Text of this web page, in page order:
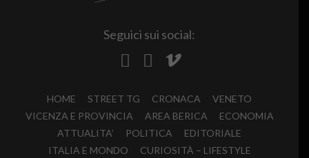
Seguici sui social:
HOME STREET TG CRONACA
VENETO
VICENZA E PROVINCIA
AREA BERICA
ECONOMIA
ATTUALITA’
POLITICA
EDITORIALE
ITALIA E MONDO
CURIOSITÀ – LIFESTYLE